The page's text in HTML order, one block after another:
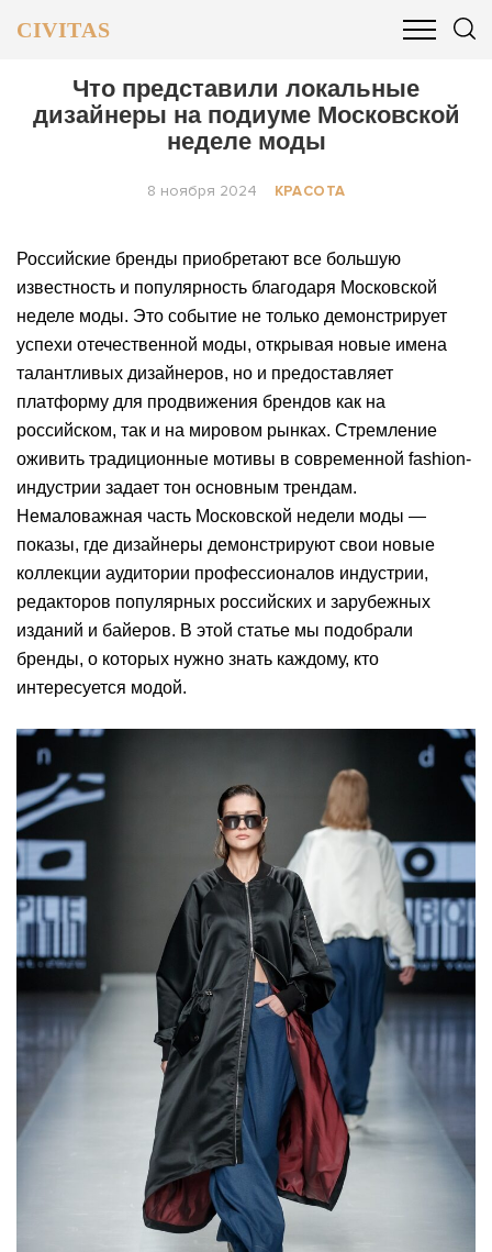
CIVITAS
ОБЩЕСТВО БИЗНЕС И ФИНАНСЫ
Что представили локальные
дизайнеры на подиуме Московской
неделе моды
8 ноября 2024 КРАСОТА
Российские бренды приобретают все большую
известность и популярность благодаря Московской
неделе моды. Это событие не только демонстрирует
успехи отечественной моды, открывая новые имена
талантливых дизайнеров, но и предоставляет
платформу для продвижения брендов как на
российском, так и на мировом рынках. Стремление
оживить традиционные мотивы в современной fashion-
индустрии задает тон основным трендам.
Немаловажная часть Московской недели моды —
показы, где дизайнеры демонстрируют свои новые
коллекции аудитории профессионалов индустрии,
редакторов популярных российских и зарубежных
изданий и байеров. В этой статье мы подобрали
бренды, о которых нужно знать каждому, кто
интересуется модой.